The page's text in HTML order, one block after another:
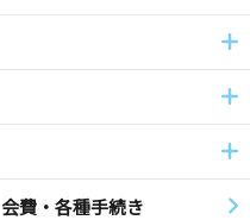
会費・各種手続き